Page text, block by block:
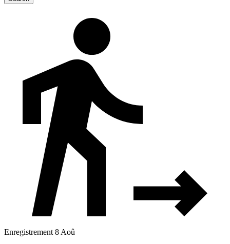
Enregistrement 8 Aoû